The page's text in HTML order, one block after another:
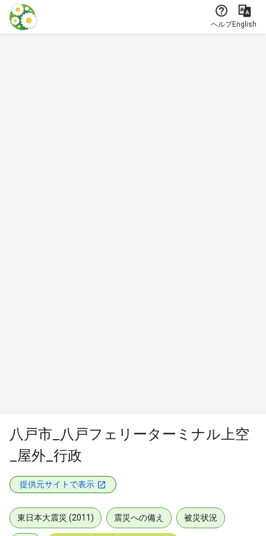
本文に飛ぶ
ヘルプEnglish
八戸市_八戸フェリーターミナル上空
_屋外_行政
提供元サイトで表示
東日本大震災 (2011) 震災への備え 被災状況